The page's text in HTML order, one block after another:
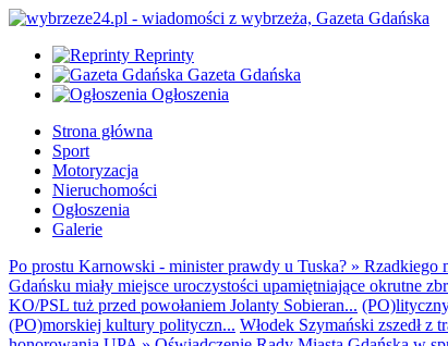
Reprinty
Gazeta Gdańska
Ogłoszenia
Strona główna
Sport
Motoryzacja
Nieruchomości
Ogłoszenia
Galerie
Po prostu Karnowski - minister prawdy u Tuska? » Rzadkiego
Gdańsku miały miejsce uroczystości upamiętniające okrutne
KO/PSL tuż przed powołaniem Jolanty Sobieran...
(PO)morskiej kultury polityczn... Włodek Szymański zszedł z